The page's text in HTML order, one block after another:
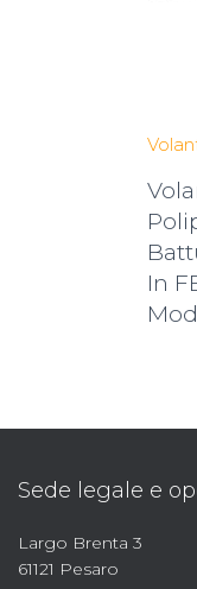
In
Sede legale e
Largo Brenta 3
61121 Pesaro